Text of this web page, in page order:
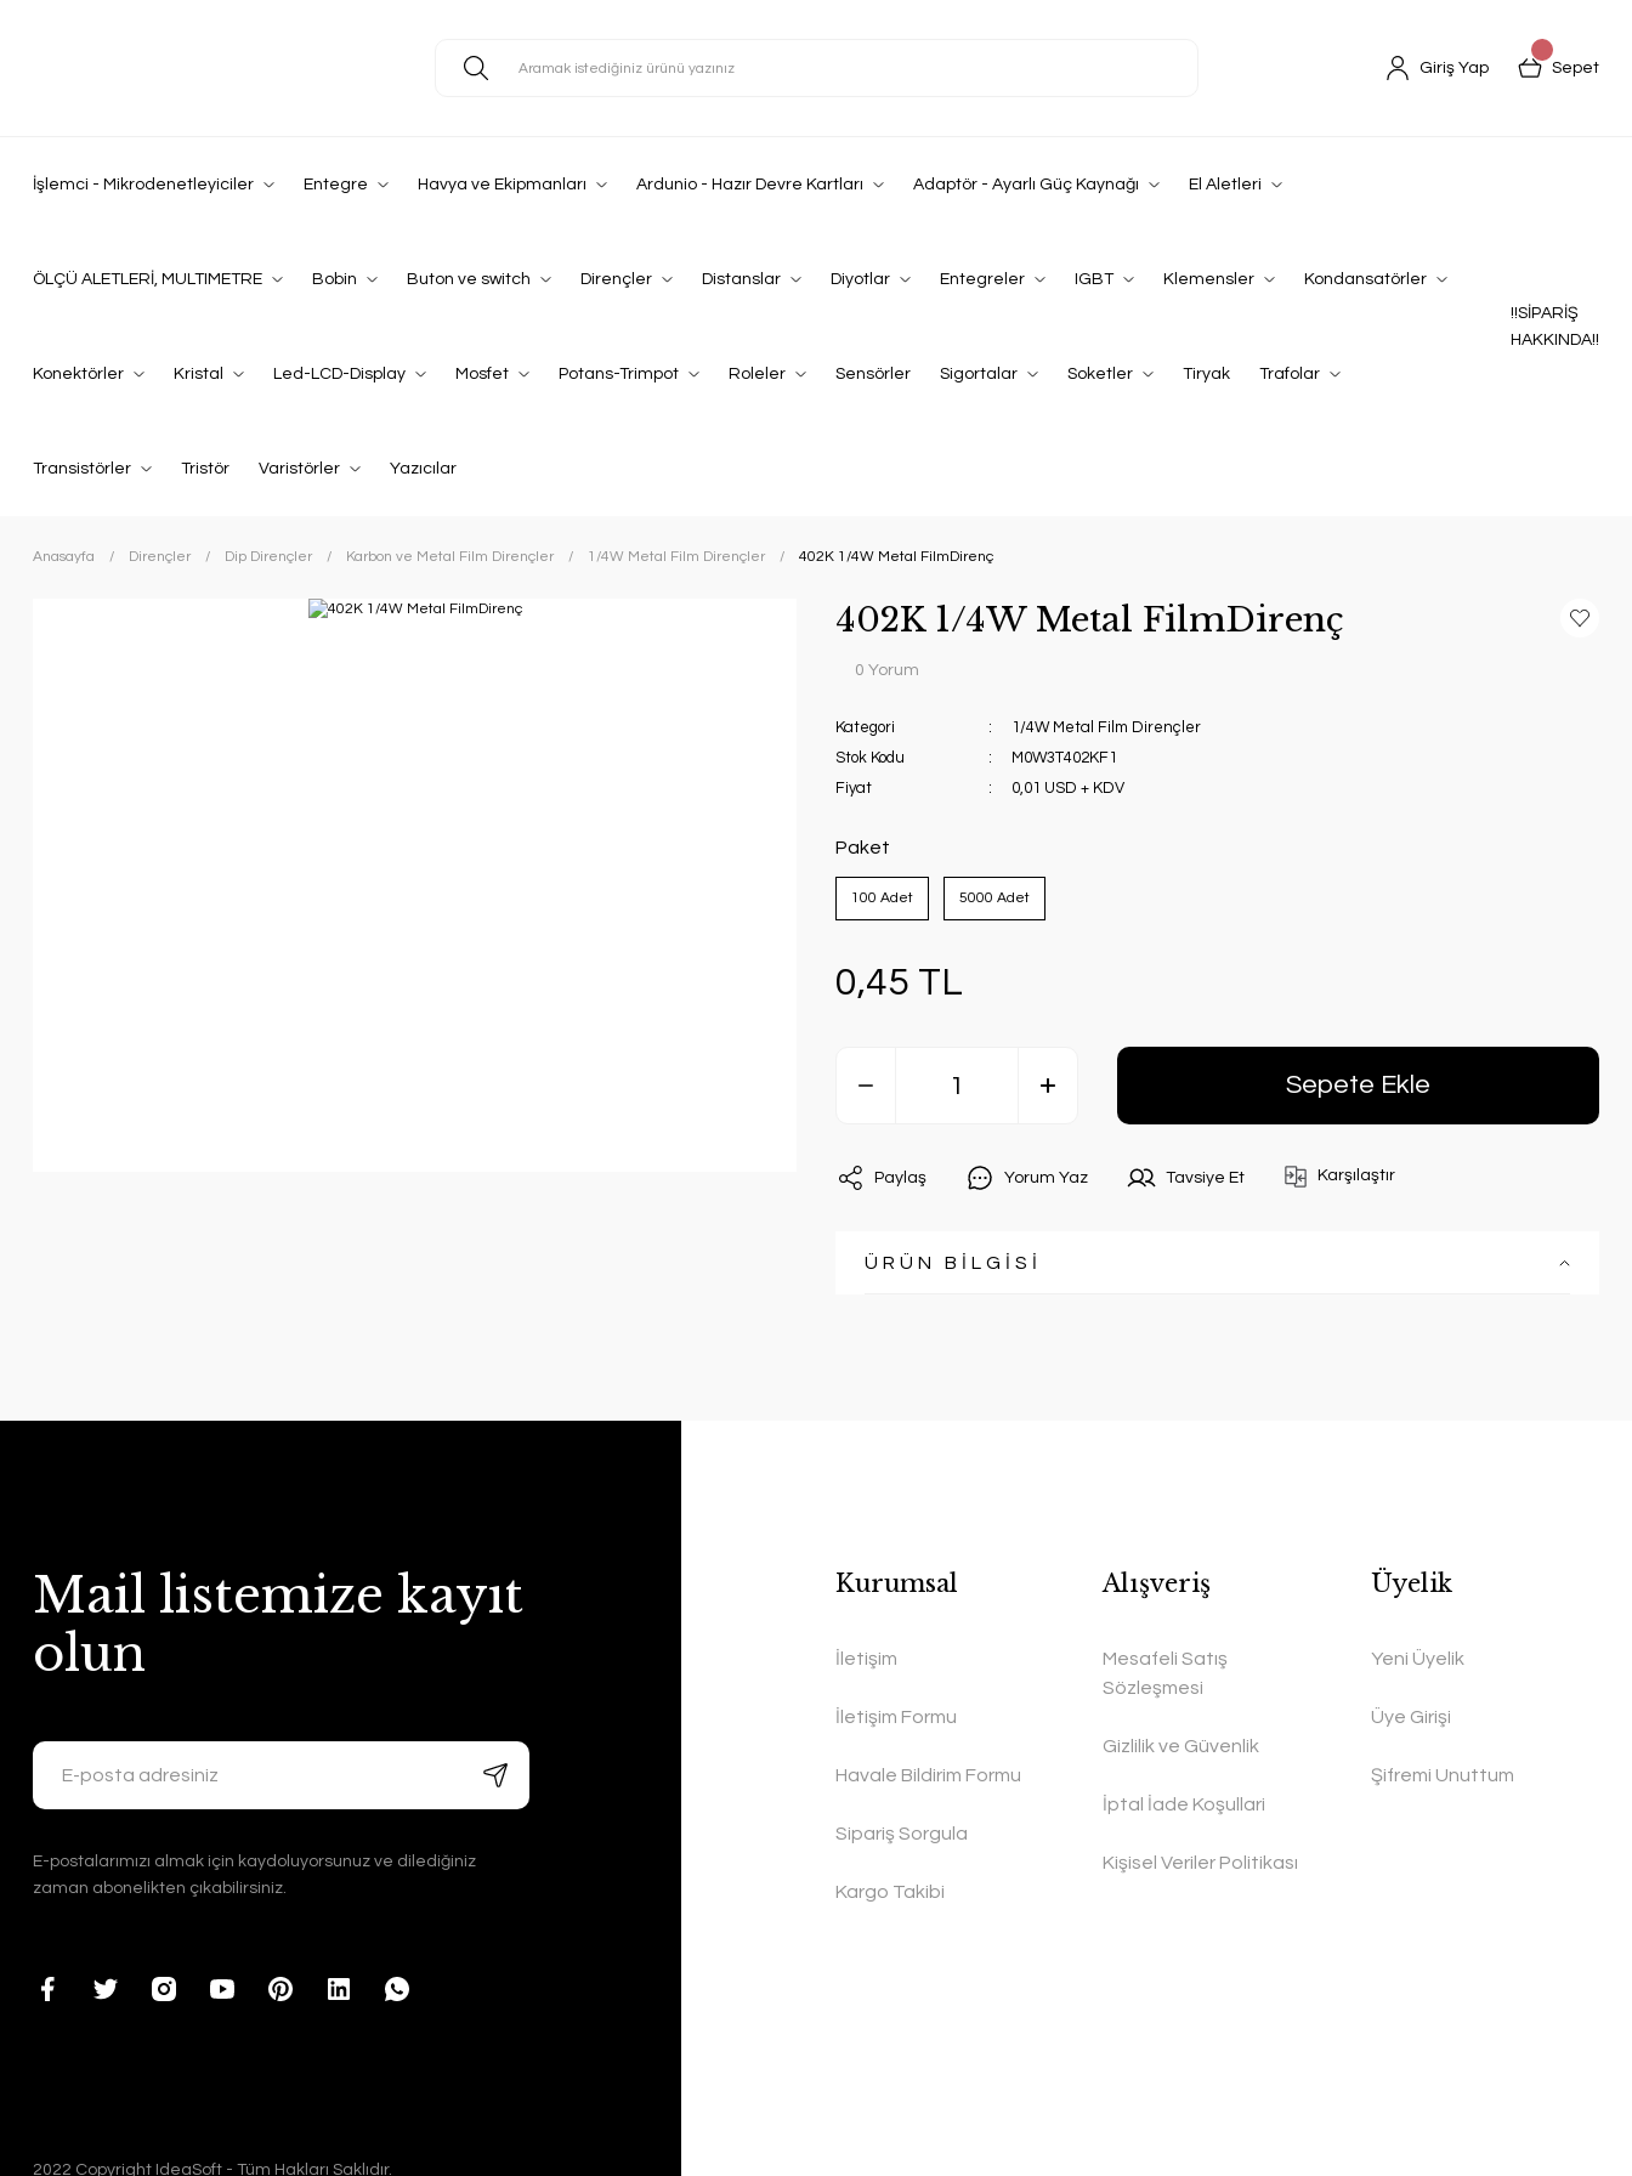
Giriş Yap Sepet
İşlemci - Mikrodenetleyiciler Entegre Havya ve Ekipmanları Ardunio - Hazır Devre Kartları Adaptör - Ayarlı Güç Kaynağı El Aletleri
ÖLÇÜ ALETLERİ, MULTIMETRE Bobin Buton ve switch Dirençler Distanslar Diyotlar Entegreler IGBT Klemensler Kondansatörler
Konektörler Kristal Led-LCD-Display Mosfet Potans-Trimpot Roleler Sensörler Sigortalar Soketler Tiryak Trafolar
Transistörler Tristör Varistörler Yazıcılar
!!SİPARİŞ
HAKKINDA!!
Anasayfa Dirençler Dip Dirençler Karbon ve Metal Film Dirençler 1/4W Metal Film Dirençler 402K 1/4W Metal FilmDirenç
402K 1/4W Metal FilmDirenç
0 Yorum
Kategori
1/4W Metal Film Dirençler
Stok Kodu
M0W3T402KF1
Fiyat
0,01 USD + KDV
Paket
100 Adet 5000 Adet
0,45 TL
Sepete Ekle
Paylaş Yorum Yaz Tavsiye Et Karşılaştır
ÜRÜN BİLGİSİ
Mail listemize kayıt
olun
E-postalarımızı almak için kaydoluyorsunuz ve dilediğiniz
zaman abonelikten çıkabilirsiniz.
Kurumsal
İletişim
İletişim Formu
Havale Bildirim Formu
Sipariş Sorgula
Kargo Takibi
Alışveriş
Mesafeli Satış
Sözleşmesi
Gizlilik ve Güvenlik
İptal İade Koşullari
Kişisel Veriler Politikası
Üyelik
Yeni Üyelik
Üye Girişi
Şifremi Unuttum
2022 Copyright IdeaSoft - Tüm Hakları Saklıdır.